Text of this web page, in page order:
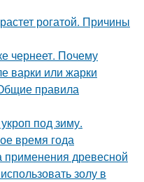
рогатой. Причины
чернеет. Почему
варки или жарки
правила
под зиму.
время года
древесной
золу в